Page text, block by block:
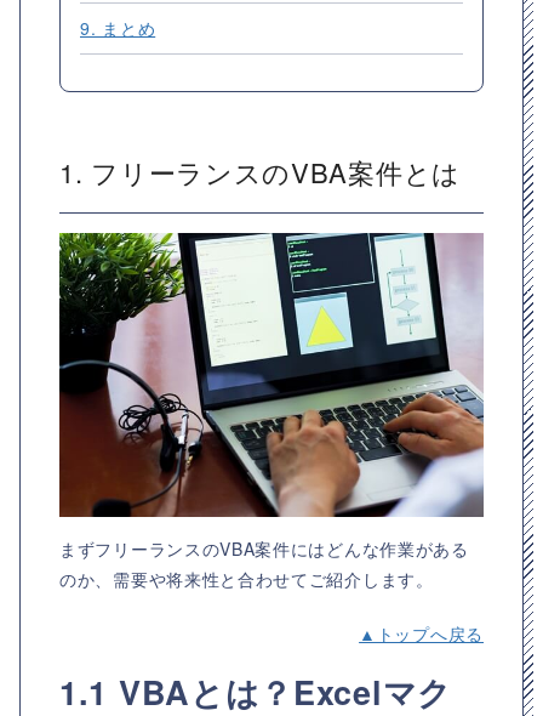
9. まとめ
1. フリーランスのVBA案件とは
まずフリーランスのVBA案件にはどんな作業がある
のか、需要や将来性と合わせてご紹介します。
▲トップへ戻る
1.1 VBAとは？Excelマク